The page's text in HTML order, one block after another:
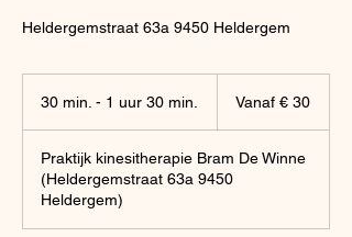
Heldergemstraat 63a 9450 Heldergem
30 min. - 1 uur 30 min.
i
n
-
euroVanaf € 30
Praktijk kinesitherapie Bram De Winne
(Heldergemstraat 63a 9450
Heldergem)